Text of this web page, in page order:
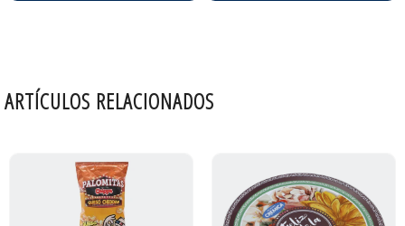
ARTÍCULOS RELACIONADOS